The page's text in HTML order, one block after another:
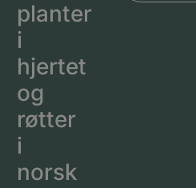
planter
i
hjertet
og
røtter
i
norsk